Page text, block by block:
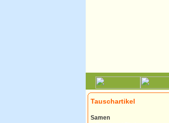
Tauschartikel
Samen